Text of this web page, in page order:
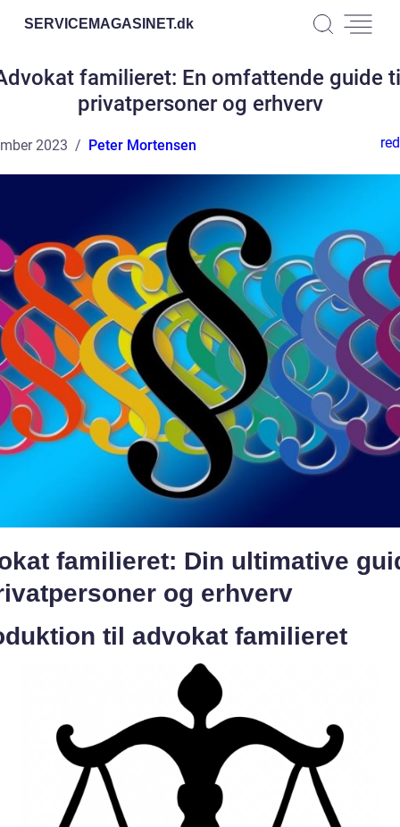
SERVICEMAGASINET.dk
familieret: En omfattende guide
privatpersoner og erhverv
2023 Peter Mortensen
familieret: Din ultimative
og erhverv
til advokat familieret